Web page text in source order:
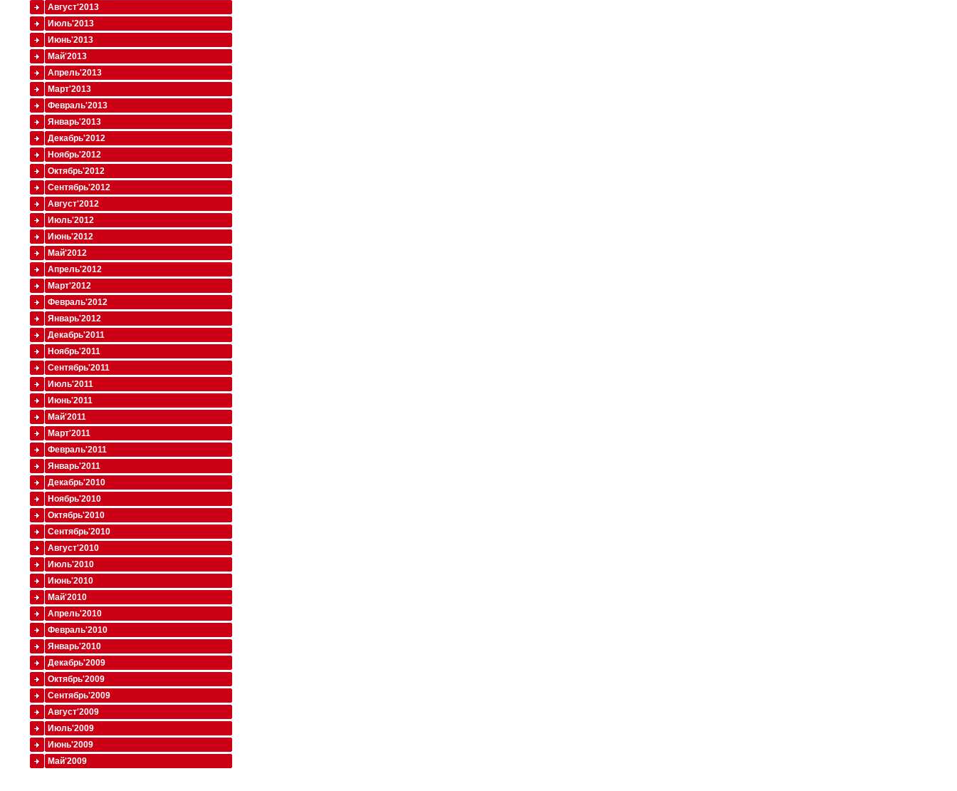
Август'2013
Июль'2013
Июнь'2013
Май'2013
Апрель'2013
Март'2013
Февраль'2013
Январь'2013
Декабрь'2012
Ноябрь'2012
Октябрь'2012
Сентябрь'2012
Август'2012
Июль'2012
Июнь'2012
Май'2012
Апрель'2012
Март'2012
Февраль'2012
Январь'2012
Декабрь'2011
Ноябрь'2011
Сентябрь'2011
Июль'2011
Июнь'2011
Май'2011
Март'2011
Февраль'2011
Январь'2011
Декабрь'2010
Ноябрь'2010
Октябрь'2010
Сентябрь'2010
Август'2010
Июль'2010
Июнь'2010
Май'2010
Апрель'2010
Февраль'2010
Январь'2010
Декабрь'2009
Октябрь'2009
Сентябрь'2009
Август'2009
Июль'2009
Июнь'2009
Май'2009